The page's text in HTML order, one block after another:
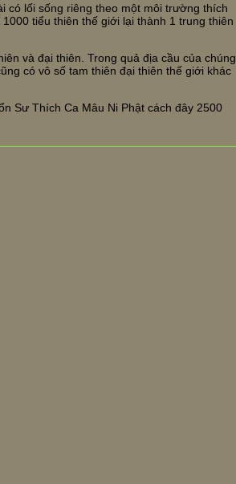
có lối sống riêng theo một môi trường thích
tiểu thiên thế giới lại thành 1 trung thiên
và đại thiên. Trong quả địa cầu của chúng
có vô số tam thiên đại thiên thế giới khác
Sư Thích Ca Mâu Ni Phật cách đây 2500